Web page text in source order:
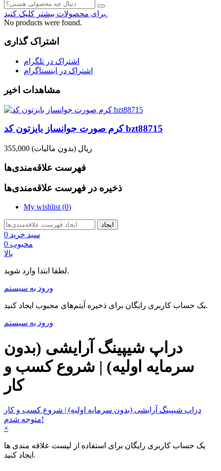
برای محصولات بیشتر کلیک کنید.
No products were found.
اشتراک گذاری
اشتراک در تلگرام
اشتراک در اینستاگرام
مشاهدات اخیر
کرم صورت جوانساز بایزتون کد bzt88715
355,000 ریال (بدون مالیات)
فهرست علاقه‌مندی‌ها
ذخیره در فهرست علاقه‌مندی‌ها
My wishlist (0)
ایجاد
سبد خرید 0
محبوب 0
بالا
لطفا ابتدا وارد شوید.
ورود به سیستم
یک حساب کاربری رایگان برای ذخیره آیتم‌های محبوب ایجاد کنید.
ورود به سیستم
دراپ شیپینگ آرایشی (بدون
سرمایه اولیه) | شروع کسب و
کار
دراپ شیپینگ آرایشی (بدون سرمایه اولیه) | شروع کسب و کار
متوجه شدم!
×
یک حساب کاربری رایگان برای استفاده از لیست علاقه مندی ها
ایجاد کنید.